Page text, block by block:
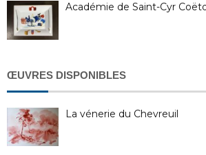
Académie de Saint-Cyr
ŒUVRES DISPONIBLES
La vénerie du Chevreuil